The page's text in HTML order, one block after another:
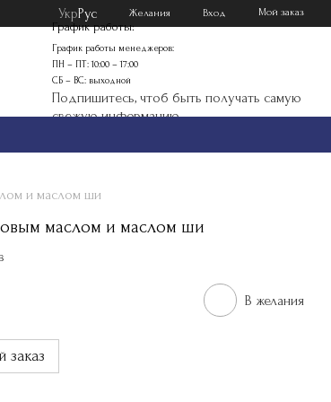
УкрРус Желания Вход Мой заказ
График работы:
График работы менеджеров:
ПН – ПТ: 10:00 – 17:00
СБ – ВС: выходной
Подпишитесь, чтоб быть получать самую
свежую информацию
и маслом ши
маслом и маслом ши
В желания
заказ